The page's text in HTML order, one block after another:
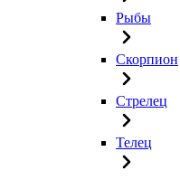
Рыбы
Скорпион
Стрелец
Телец